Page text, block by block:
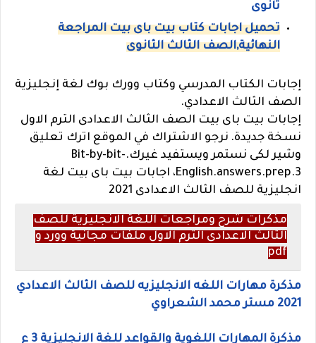
ثانوى
تحميل اجابات كتاب بيت باى بيت المراجعة
النهائية,الصف الثالث الثانوى
إجابات الكتاب المدرسي وكتاب وورك بوك لغة إنجليزية
الصف الثالث الاعدادي.
إجابات بيت باى بيت الصف الثالث الاعدادى الترم الاول
نسخة جديدة. نرجو الاشتراك في الموقع اترك تعليق
وشير لكى نستمر ويستفيد غيرك.Bit-by-bit-
English.answers.prep.3، اجابات بيت باى بيت لغة
انجليزية للصف الثالث الاعدادى 2021
مذكرات شرح ومراجعات اللغة الانجليزية للصف
الثالث الاعدادى الترم الاول ملفات مجانية وورد و
pdf
مذكرة مهارات اللغه الانجليزيه للصف الثالث الاعدادي
2021 مستر محمد الشعراوي
مذكرة المهارات اللغوية والقواعد للغة الانجليزية 3 ع